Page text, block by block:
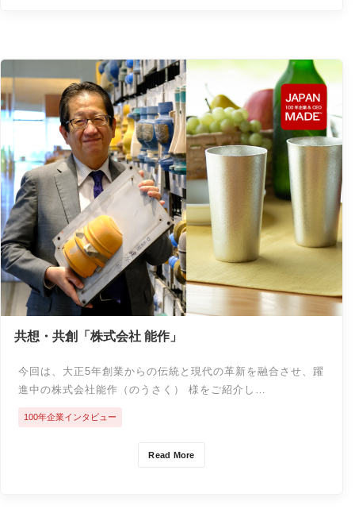
共想・共創「株式会社 能作」
今回は、大正5年創業からの伝統と現代の革新を融合させ、躍
進中の株式会社能作（のうさく） 様をご紹介し…
Read More
100年企業インタビュー